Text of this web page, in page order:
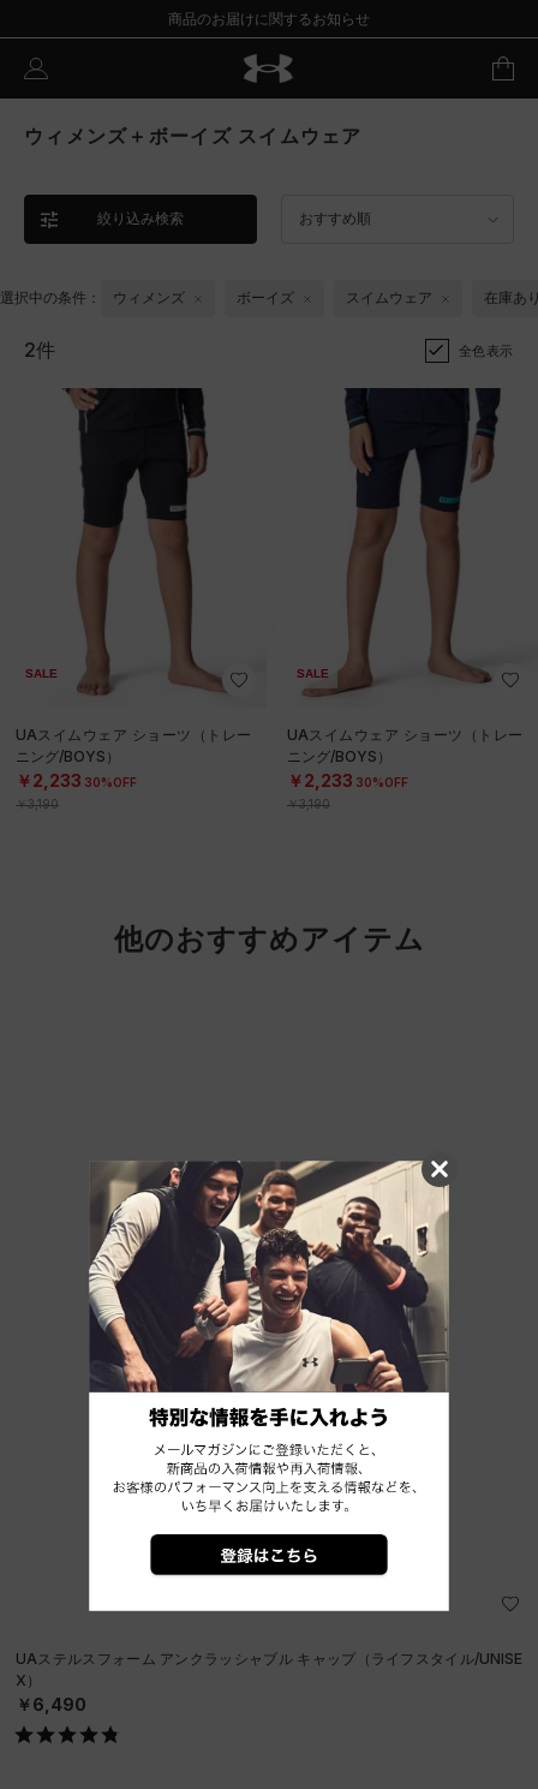
商品のお届けに関するお知らせ
ウィメンズ＋ボーイズ スイムウェア
絞り込み検索 おすすめ順
選択中の条件： ウィメンズ ボーイズ スイムウェア 在庫あ
2件 全色表示
SALE
UAスイムウェア ショーツ（トレー
ニング/BOYS）
￥2,233 30%OFF
￥3,190
SALE
UAスイムウェア ショーツ（トレー
ニング/BOYS）
￥2,233 30%OFF
￥3,190
他のおすすめアイテム
UAステルスフォーム アンクラッシャブル キャップ（ライフスタイル/UNISE
X）
￥6,490